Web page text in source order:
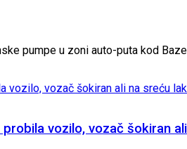
pumpe u zoni auto-puta kod
vozilo, vozač šokiran